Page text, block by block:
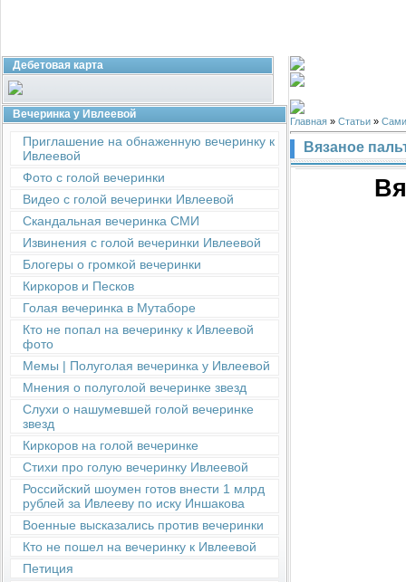
Дебетовая карта
Вечеринка у Ивлеевой
Приглашение на обнаженную вечеринку к
Ивлеевой
Фото с голой вечеринки
Видео с голой вечеринки Ивлеевой
Скандальная вечеринка СМИ
Извинения с голой вечеринки Ивлеевой
Блогеры о громкой вечеринки
Киркоров и Песков
Голая вечеринка в Мутаборе
Кто не попал на вечеринку к Ивлеевой
фото
Мемы | Полуголая вечеринка у Ивлеевой
Мнения о полуголой вечеринке звезд
Слухи о нашумевшей голой вечеринке
звезд
Киркоров на голой вечеринке
Стихи про голую вечеринку Ивлеевой
Российский шоумен готов внести 1 млрд
рублей за Ивлееву по иску Иншакова
Военные высказались против вечеринки
Кто не пошел на вечеринку к Ивлеевой
Петиция
Главная » Статьи »
Вязаное